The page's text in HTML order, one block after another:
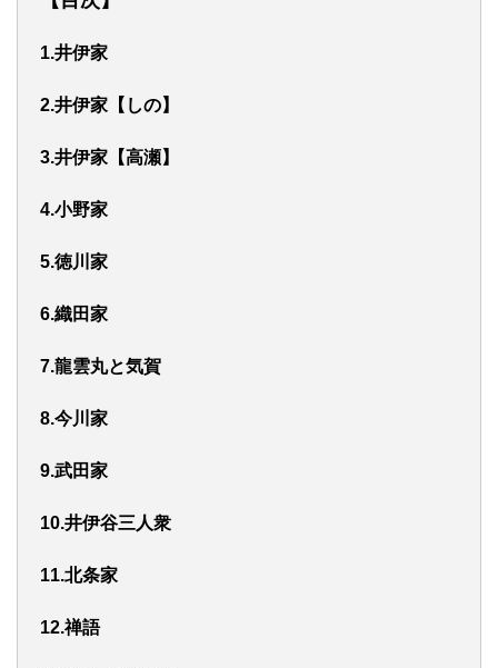
1.井伊家
2.井伊家【しの】
3.井伊家【高瀬】
4.小野家
5.徳川家
6.織田家
7.龍雲丸と気賀
8.今川家
9.武田家
10.井伊谷三人衆
11.北条家
12.禅語